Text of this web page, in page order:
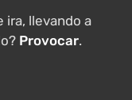
ira, llevando a
Provocar.